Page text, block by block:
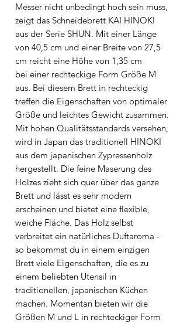
Messer nicht unbedingt hoch sein muss,
zeigt das Schneidebrett KAI HINOKI
aus der Serie SHUN. Mit einer Länge
von 40,5 cm und einer Breite von 27,5
cm reicht eine Höhe von 1,35 cm
bei einer rechteckige Form Größe M
aus. Bei diesem Brett in rechteckig
treffen die Eigenschaften von optimaler
Größe und leichtes Gewicht zusammen.
Mit hohen Qualitätsstandards versehen,
wird in Japan das traditionell HINOKI
aus dem japanischen Zypressenholz
hergestellt. Die feine Maserung des
Holzes zieht sich quer über das ganze
Brett und lässt es sehr modern
erscheinen und bietet eine flexible,
weiche Fläche. Das Holz selbst
verbreitet ein natürliches Duftaroma -
so bekommst du in einem einzigen
Brett viele Eigenschaften, die es zu
einem beliebten Utensil in
traditionellen, japanischen Küchen
machen. Momentan bieten wir die
Größen M und L in rechteckiger Form